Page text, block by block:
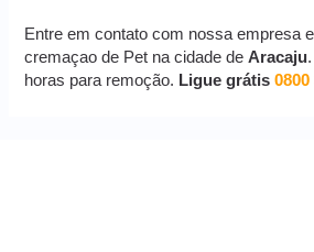
Entre em contato com nossa empresa
cremaçao de Pet na cidade deAracaju
horas para remoção. Ligue grátis0800